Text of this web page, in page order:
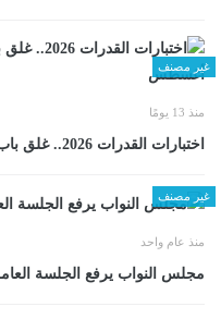
غير مصنف
منذ 13 يومًا
اختبارات القدرات 2026.. غلق باب التقدم عبر موقع التنسيق 6 أغسطس
غير مصنف
منذ عام واحد
مجلس النواب يرفع الجلسة